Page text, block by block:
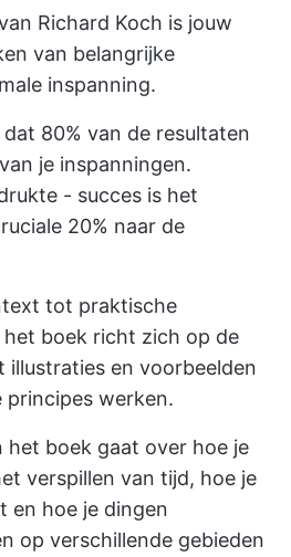
Richard Koch is jouw
van belangrijke
inspanning.
80% van de resultaten
je inspanningen.
- succes is het
20% naar de
tot praktische
boek richt zich op de
illustraties en voorbeelden
principes werken.
het boek gaat over hoe je
verspillen van tijd, hoe je
en hoe je dingen
op verschillende gebieden